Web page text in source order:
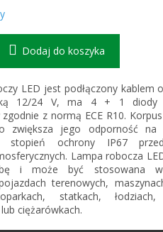
Dodaj do koszyka
LED jest podłączony kablem
12/24 V, ma 4 + 1
z normą ECE R10.
zwiększa jego odporność na
stopień ochrony IP67
Lampa robocza
i może być stosowana w
terenowych,
statkach, łodziach,
ciężarówkach.